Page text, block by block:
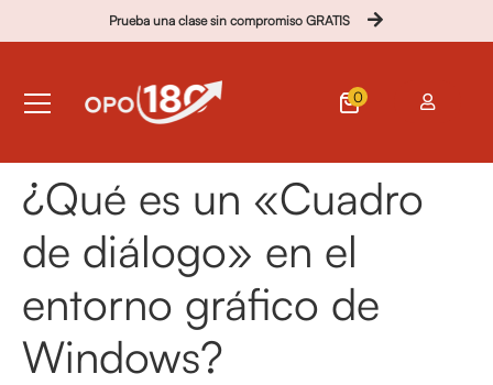
Prueba una clase sin compromiso GRATIS
0
¿Qué es un «Cuadro
de diálogo» en el
entorno gráfico de
Windows?